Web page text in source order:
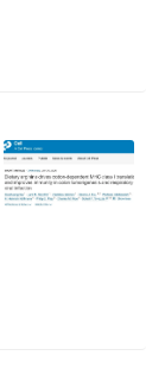
MHC-I表达，补充膳